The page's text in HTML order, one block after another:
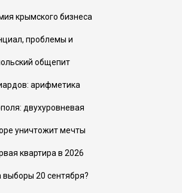
крымского бизнеса
проблемы и
общепит
арифметика
двухуровневая
уничтожит мечты
квартира в 2026
выборы 20 сентября?